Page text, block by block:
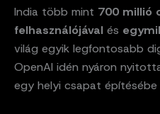
India több mint 700 millió
felhasználójával és
világ egyik legfontosabb
OpenAI idén nyáron
egy helyi csapat